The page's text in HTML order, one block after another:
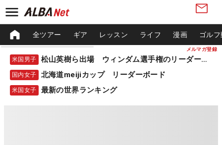
メルマガ登録
全ツアー ギア レッスン ライフ 漫画 ゴル
米国男子 松山英樹ら出場 ウィンダム選手権のリーダーボード
国内女子 北海道meijiカップ リーダーボード
米国女子 最新の世界ランキング